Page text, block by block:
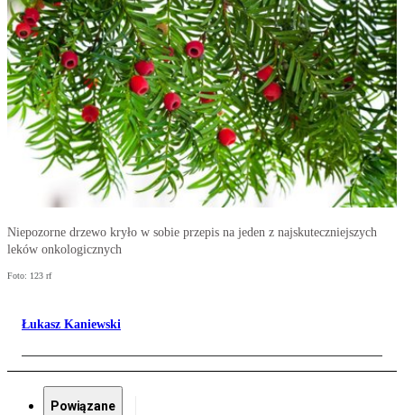
Niepozorne drzewo kryło w sobie przepis na jeden z najskuteczniejszych
leków onkologicznych
Foto: 123 rf
Łukasz Kaniewski
Powiązane